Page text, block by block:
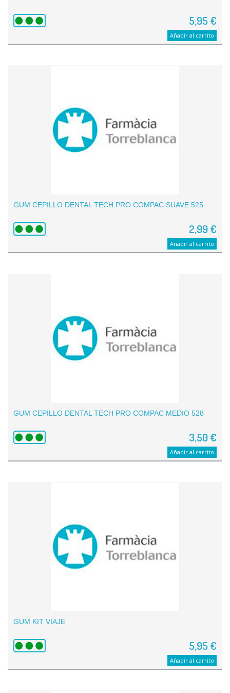
5,95 €
Añadir al carrito
GUM CEPILLO DENTAL TECH PRO COMPAC SUAVE 525
2,99 €
Añadir al carrito
GUM CEPILLO DENTAL TECH PRO COMPAC MEDIO 528
3,50 €
Añadir al carrito
GUM KIT VIAJE
5,95 €
Añadir al carrito